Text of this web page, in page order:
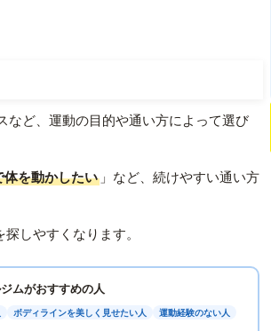
など、運動の目的や通い方によって選び
体を動かしたい 」など、続けやすい通い方
しやすくなります。
ムがおすすめの人
ボディラインを美しく見せたい人 運動経験のない人